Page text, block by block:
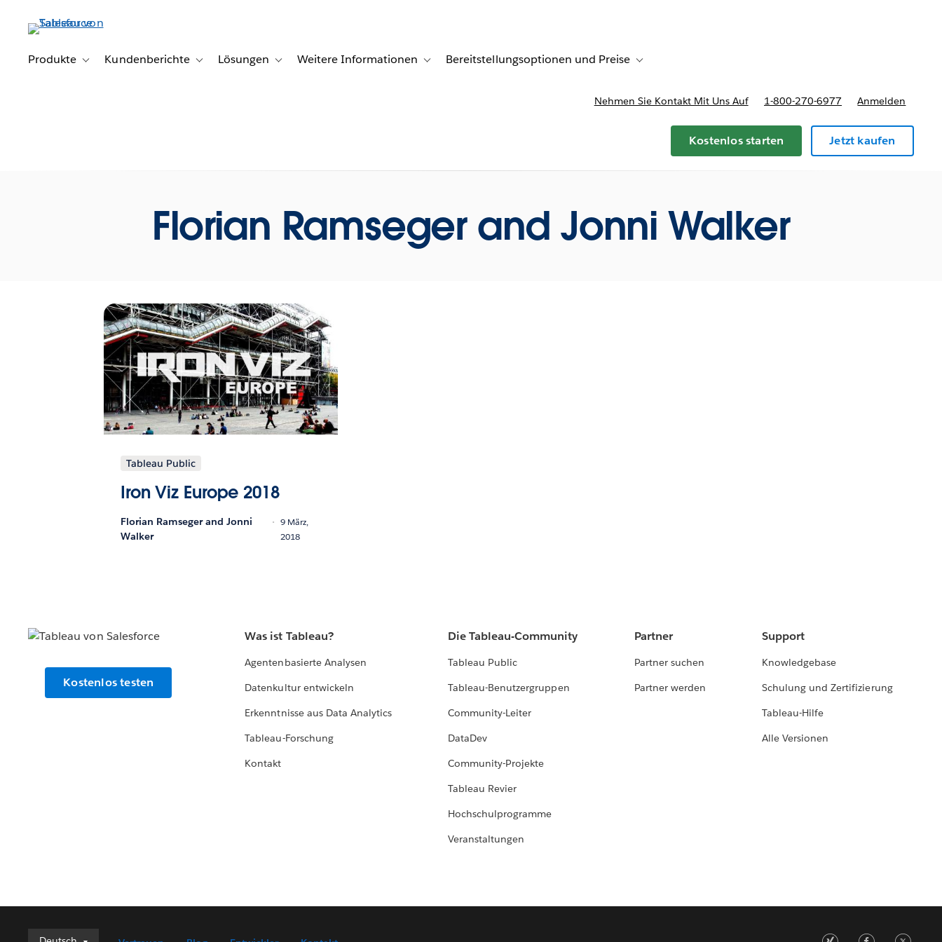
Produkte
Toggle sub-navigation for Produkte
Kundenberichte Toggle sub-navigation for Kundenberichte
Lösungen Toggle sub-navigation for Lösungen
Weitere Informationen Toggle sub-navigation for Weitere Informationen
Bereitstellungsoptionen und Preise Toggle sub-navigation for Bereitstellungsoptionen und Preise
Nehmen Sie Kontakt Mit Uns Auf 1-800-270-6977 Anmelden
Kostenlos starten Jetzt kaufen
Florian Ramseger and Jonni Walker
Tableau Public
Iron Viz Europe 2018
Florian Ramseger and Jonni
Walker
9 März,
2018
Kostenlos testen
Was ist Tableau?
Agentenbasierte Analysen
Datenkultur entwickeln
Erkenntnisse aus Data Analytics
Tableau-Forschung
Kontakt
Die Tableau-Community
Tableau Public
Tableau-Benutzergruppen
Community-Leiter
DataDev
Community-Projekte
Tableau Revier
Hochschulprogramme
Veranstaltungen
Partner
Partner suchen
Partner werden
Support
Knowledgebase
Schulung und Zertifizierung
Tableau-Hilfe
Alle Versionen
Deutsch